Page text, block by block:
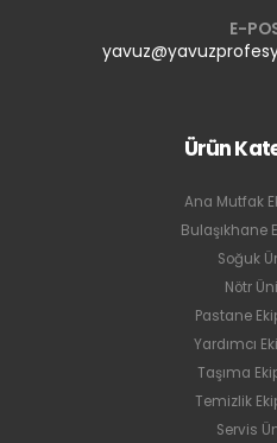
E-
Ürün
Ana Mutfak
Bulaşıkhane
Soğuk
Nötr
Pastane
Yardımcı
Taşıma
Temizlik
Servis